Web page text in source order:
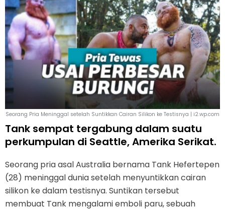
Seorang Pria Meninggal setelah Suntikkan Cairan Silikon ke Testisnya | i2.wp.com
Tank sempat tergabung dalam suatu
perkumpulan di Seattle, Amerika Serikat.
Seorang pria asal Australia bernama Tank Hefertepen
(28) meninggal dunia setelah menyuntikkan cairan
silikon ke dalam testisnya. Suntikan tersebut
membuat Tank mengalami emboli paru, sebuah